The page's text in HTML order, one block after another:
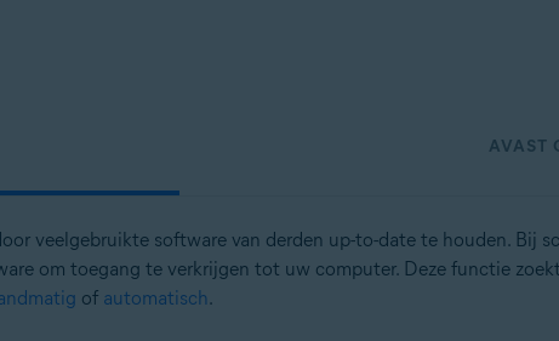
AVAST
veelgebruikte software van derden up-to-date te houden. Bij
om toegang te verkrijgen tot uw computer. Deze functie
of automatisch.